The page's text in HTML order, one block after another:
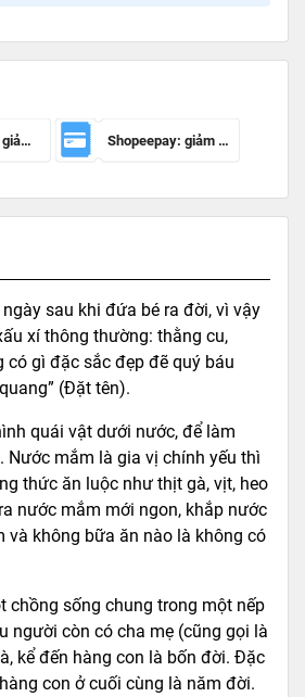
Home credit: giảm 50.000đ cho đơn hàng từ 150.000đ Shopeepay: giảm 20k cho đh từ 30k
sau khi đứa bé ra đời, vì vậy
xí thông thường: thằng cu,
có gì đặc sắc đẹp đẽ quý báu
(Đặt tên).
quái vật dưới nước, để làm
Nước mắm là gia vị chính yếu thì
thức ăn luộc như thịt gà, vịt, heo
nước mắm mới ngon, khắp nước
không bữa ăn nào là không có
chồng sống chung trong một nếp
người còn có cha mẹ (cũng gọi là
kể đến hàng con là bốn đời. Đặc
con ở cuối cùng là năm đời.